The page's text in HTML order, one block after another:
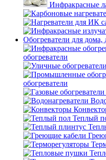
Инфракрасные
Обогреватели для дома,
обогреватели
обогреватели
Теплый